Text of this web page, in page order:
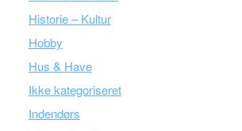
Historie – Kultur
Hobby
Hus & Have
Ikke kategoriseret
Indendørs